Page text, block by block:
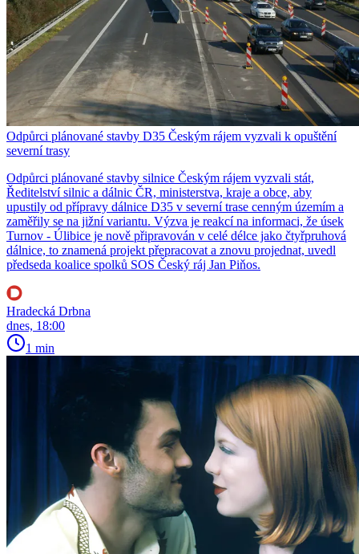
Odpůrci plánované stavby D35 Českým rájem vyzvali k opuštění
severní trasy
Odpůrci plánované stavby silnice Českým rájem vyzvali stát,
Ředitelství silnic a dálnic ČR, ministerstva, kraje a obce, aby
upustily od přípravy dálnice D35 v severní trase cenným územím a
zaměřily se na jižní variantu. Výzva je reakcí na informaci, že úsek
Turnov - Úlibice je nově připravován v celé délce jako čtyřpruhová
dálnice, to znamená projekt přepracovat a znovu projednat, uvedl
předseda koalice spolků SOS Český ráj Jan Piňos.
Hradecká Drbna
dnes, 18:00
1 min